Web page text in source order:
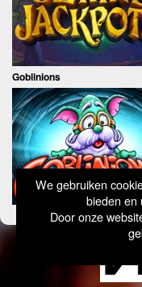
We gebruiken
bieden en
Door onze
Goblinions